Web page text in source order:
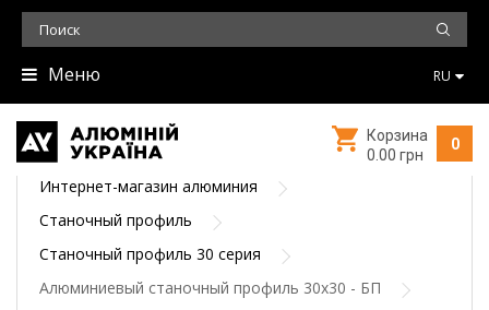
Меню RU
0
Корзина
0.00 грн
Интернет-магазин алюминия
Станочный профиль
Станочный профиль 30 серия
Алюминиевый станочный профиль 30х30 - БП